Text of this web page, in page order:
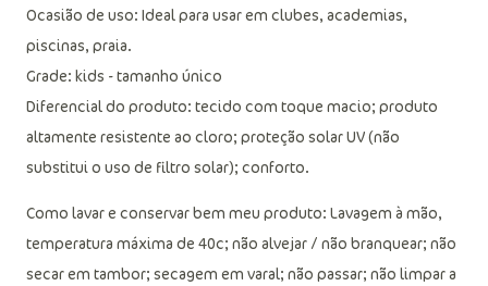
Ocasião de uso: Ideal para usar em clubes, academias,
piscinas, praia.
Grade: kids - tamanho único
Diferencial do produto: tecido com toque macio; produto
altamente resistente ao cloro; proteção solar UV (não
substitui o uso de filtro solar); conforto.
Como lavar e conservar bem meu produto: Lavagem à mão,
temperatura máxima de 40c; não alvejar / não branquear; não
secar em tambor; secagem em varal; não passar; não limpar a